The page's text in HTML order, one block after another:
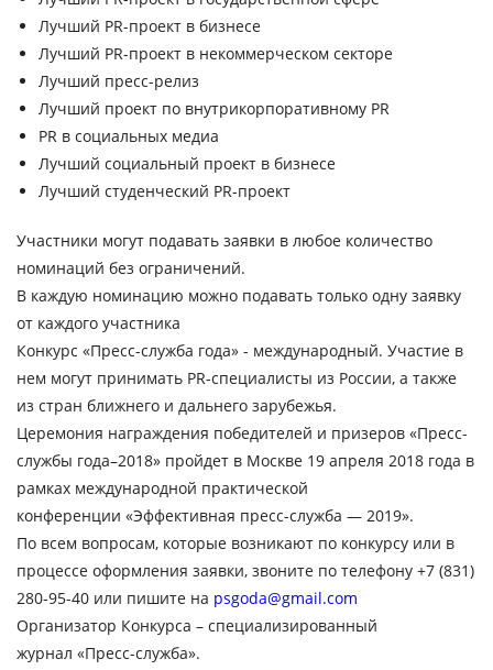
Лучший PR-проект в бизнесе
Лучший PR-проект в некоммерческом секторе
Лучший пресс-релиз
Лучший проект по внутрикорпоративному PR
PR в социальных медиа
Лучший социальный проект в бизнесе
Лучший студенческий PR-проект
Участники могут подавать заявки в любое количество
номинаций без ограничений.
В каждую номинацию можно подавать только одну заявку
от каждого участника
Конкурс «Пресс-служба года» - международный. Участие в
нем могут принимать PR-специалисты из России, а также
из стран ближнего и дальнего зарубежья.
Церемония награждения победителей и призеров «Пресс-
службы года–2018» пройдет в Москве 19 апреля 2018 года в
рамках международной практической
конференции «Эффективная пресс-служба — 2019».
По всем вопросам, которые возникают по конкурсу или в
процессе оформления заявки, звоните по телефону +7 (831)
280-95-40 или пишите на psgoda@gmail.com
Организатор Конкурса – специализированный
журнал «Пресс-служба».